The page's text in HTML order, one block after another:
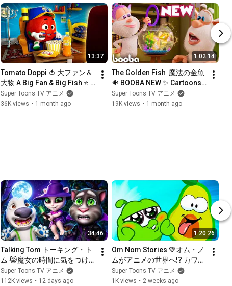
13:37
Tomato Doppi 🍅 大ファン＆
大物 A Big Fan & Big Fish ⭐
アニメ短編 | Super Toons TV
アニメ
Super Toons TV アニメ
36K views • 1 month ago
1:02:14
The Golden Fish  魔法の金魚
🐠 BOOBA NEW ✨️ Cartoons
collection ⭐ ハロウィン 🌟
Super Toons TV アニメ
Super Toons TV アニメ
19K views • 1 month ago
34:46
Talking Tom トーキング・ト
ム 😹魔女の時間に気をつけ
ろ！🧙‍♀️🌙 Toys, Tricks &
Spooky Adventures! ⭐ Super
Super Toons TV アニメ
112K views • 12 days ago
1:20:26
Om Nom Stories 💚オム・ノ
ムがアニメの世界へ!? カワイ
イ大冒険 🍭Om Nom's Kawaii
Adventure! ⚡️ Super Toons
Super Toons TV アニメ
1K views • 2 weeks ago